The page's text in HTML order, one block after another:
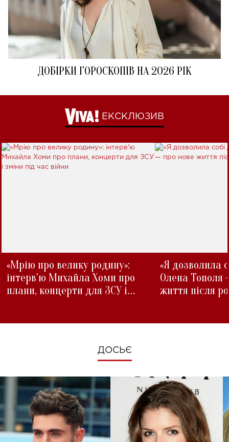
ДОБІРКИ ГОРОСКОПІВ НА 2026 РІК
ЕКСКЛЮЗИВ
«Мрію про велику родину»:
інтерв'ю Михайла Хоми про
плани, концерти для ЗСУ і
«Я дозволила
Олена Тополя
життя після
ДОСЬЄ